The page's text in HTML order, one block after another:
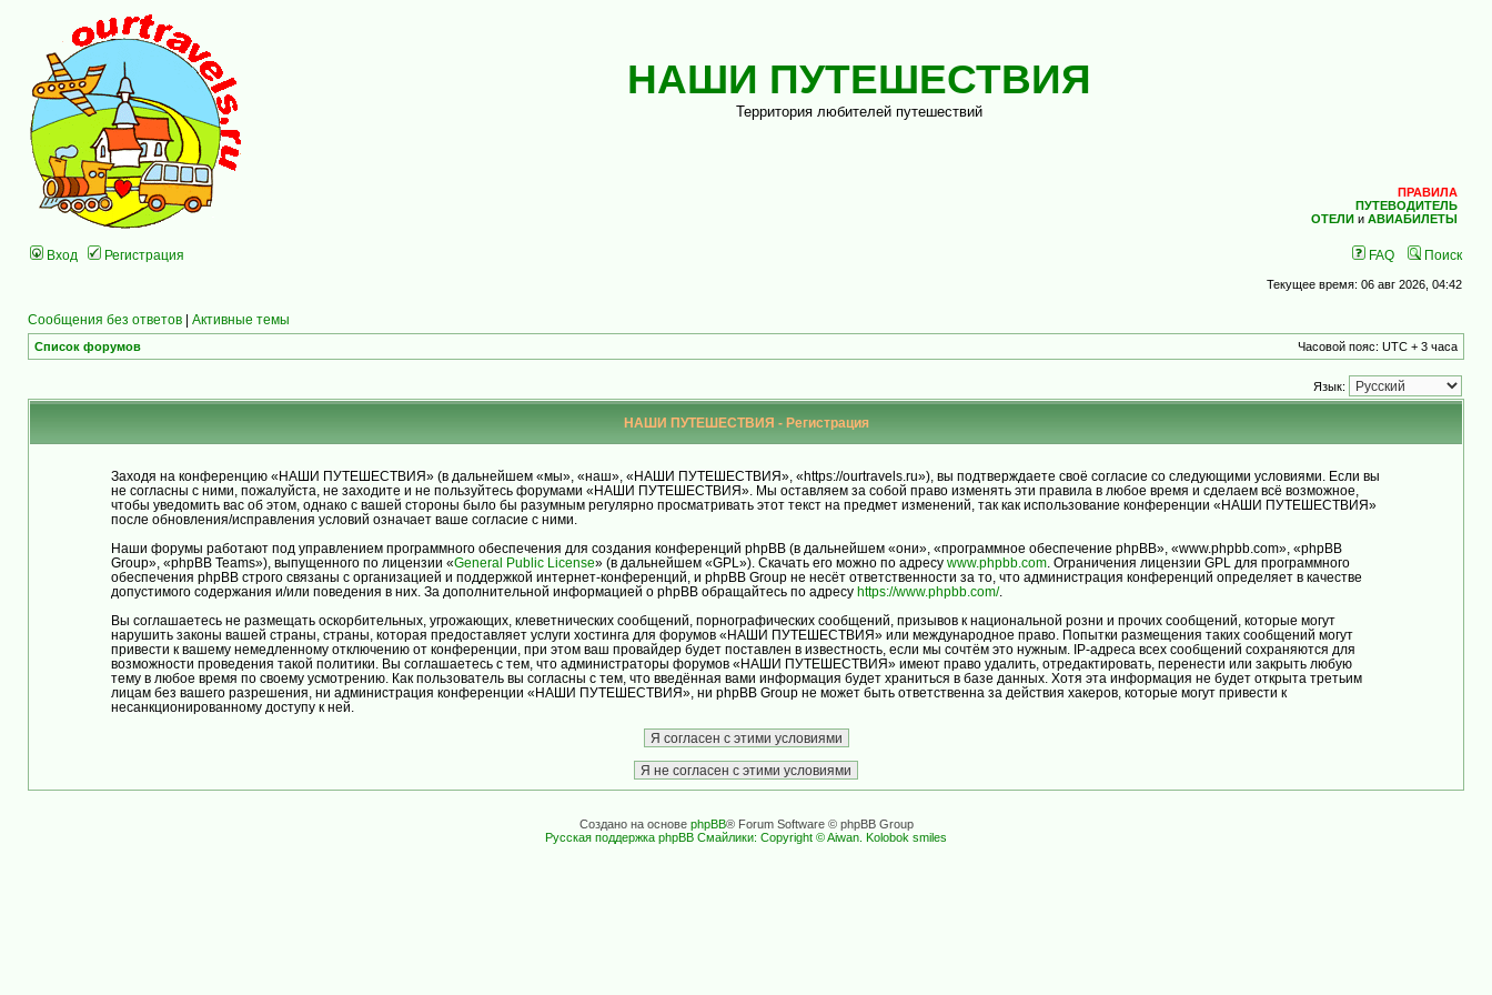
НАШИ ПУТЕШЕСТВИЯ
Территория любителей путешествий
ПРАВИЛА
ПУТЕВОДИТЕЛЬ
ОТЕЛИ и АВИАБИЛЕТЫ
Вход Регистрация FAQ Поиск
Текущее время: 06 авг 2026, 04:42
Сообщения без ответов | Активные темы
Список форумов Часовой пояс: UTC + 3 часа
Язык:
НАШИ ПУТЕШЕСТВИЯ - Регистрация
Заходя на конференцию «НАШИ ПУТЕШЕСТВИЯ» (в дальнейшем «мы», «наш», «НАШИ ПУТЕШЕСТВИЯ», «https://ourtravels.ru»), вы подтверждаете своё согласие со следующими условиями. Если вы
не согласны с ними, пожалуйста, не заходите и не пользуйтесь форумами «НАШИ ПУТЕШЕСТВИЯ». Мы оставляем за собой право изменять эти правила в любое время и сделаем всё возможное,
чтобы уведомить вас об этом, однако с вашей стороны было бы разумным регулярно просматривать этот текст на предмет изменений, так как использование конференции «НАШИ ПУТЕШЕСТВИЯ»
после обновления/исправления условий означает ваше согласие с ними.
Наши форумы работают под управлением программного обеспечения для создания конференций phpBB (в дальнейшем «они», «программное обеспечение phpBB», «www.phpbb.com», «phpBB
Group», «phpBB Teams»), выпущенного по лицензии «General Public License» (в дальнейшем «GPL»). Скачать его можно по адресу www.phpbb.com. Ограничения лицензии GPL для программного
обеспечения phpBB строго связаны с организацией и поддержкой интернет-конференций, и phpBB Group не несёт ответственности за то, что администрация конференций определяет в качестве
допустимого содержания и/или поведения в них. За дополнительной информацией о phpBB обращайтесь по адресу https://www.phpbb.com/.
Вы соглашаетесь не размещать оскорбительных, угрожающих, клеветнических сообщений, порнографических сообщений, призывов к национальной розни и прочих сообщений, которые могут
нарушить законы вашей страны, страны, которая предоставляет услуги хостинга для форумов «НАШИ ПУТЕШЕСТВИЯ» или международное право. Попытки размещения таких сообщений могут
привести к вашему немедленному отключению от конференции, при этом ваш провайдер будет поставлен в известность, если мы сочтём это нужным. IP-адреса всех сообщений сохраняются для
возможности проведения такой политики. Вы соглашаетесь с тем, что администраторы форумов «НАШИ ПУТЕШЕСТВИЯ» имеют право удалить, отредактировать, перенести или закрыть любую
тему в любое время по своему усмотрению. Как пользователь вы согласны с тем, что введённая вами информация будет храниться в базе данных. Хотя эта информация не будет открыта третьим
лицам без вашего разрешения, ни администрация конференции «НАШИ ПУТЕШЕСТВИЯ», ни phpBB Group не может быть ответственна за действия хакеров, которые могут привести к
несанкционированному доступу к ней.
Создано на основе phpBB® Forum Software © phpBB Group
Русская поддержка phpBB Смайлики: Copyright © Aiwan. Kolobok smiles